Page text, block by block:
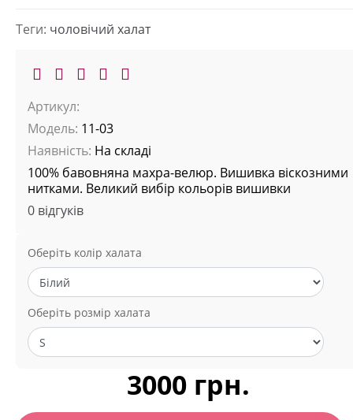
Теги: чоловічий халат
Артикул:
Модель: 11-03
Наявність: На складі
100% бавовняна махра-велюр. Вишивка віскозними
нитками. Великий вибір кольорів вишивки
0 відгуків
Оберіть колір халата
Оберіть розмір халата
3000 грн.